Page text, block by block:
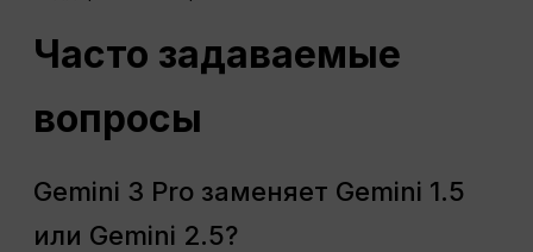
Часто задаваемые
вопросы
Gemini 3 Pro заменяет Gemini 1.5
или Gemini 2.5?